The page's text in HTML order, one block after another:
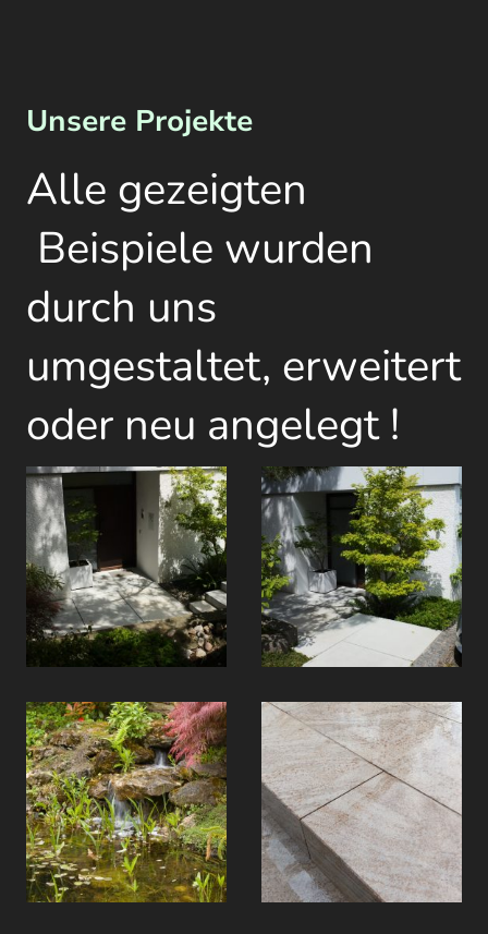
Unsere Projekte
Alle gezeigten
Beispiele wurden
durch uns
umgestaltet, erweitert
oder neu angelegt !